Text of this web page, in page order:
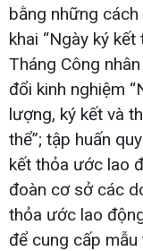
bằng những
khai “Ngày ký
Tháng Công
đổi kinh nghiệm
lượng, ký kết và
thể”; tập huấn
kết thỏa ước lao
đoàn cơ sở các
thỏa ước lao
để cung cấp